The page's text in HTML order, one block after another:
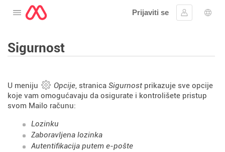
Otvorite meni
Prijaviti se
Prijavite se
Sigurnost
U meniju Opcije, stranica Sigurnost prikazuje sve opcije
koje vam omogućavaju da osigurate i kontrolišete pristup
svom Mailo računu:
Lozinku
Zaboravljena lozinka
Autentifikacija putem e-pošte